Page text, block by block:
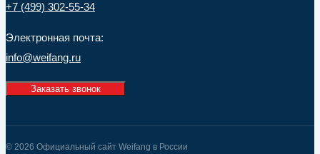
+7 (499) 302-55-34
Электронная почта:
info@weifang.ru
Заказать звонок
© 2026 Официальный сайт Weifang в России